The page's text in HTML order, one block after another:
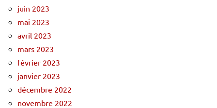
juin 2023
mai 2023
avril 2023
mars 2023
février 2023
janvier 2023
décembre 2022
novembre 2022